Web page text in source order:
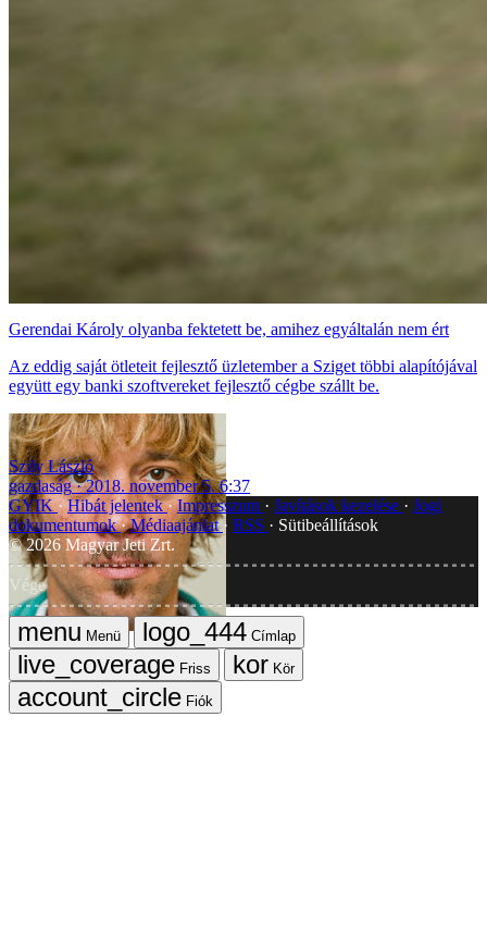
Gerendai Károly olyanba fektetett be, amihez egyáltalán nem ért
Az eddig saját ötleteit fejlesztő üzletember a Sziget többi alapítójával
együtt egy banki szoftvereket fejlesztő cégbe szállt be.
Szily László
gazdaság
2018. november 5. 6:37
GYIK Hibát jelentek Impresszum Javítások kezelése
Jogi
dokumentumok Médiaajánlat RSS
Sütibeállítások
©2026Magyar Jeti Zrt.
Vége
Menü
Címlap
Friss
Kör
Fiók